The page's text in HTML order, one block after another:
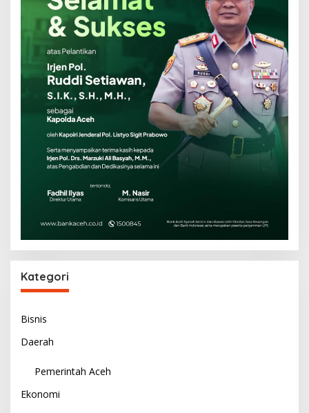
Kategori
Bisnis
Daerah
Pemerintah Aceh
Ekonomi